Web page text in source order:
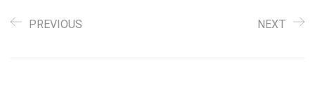
PREVIOUS NEXT